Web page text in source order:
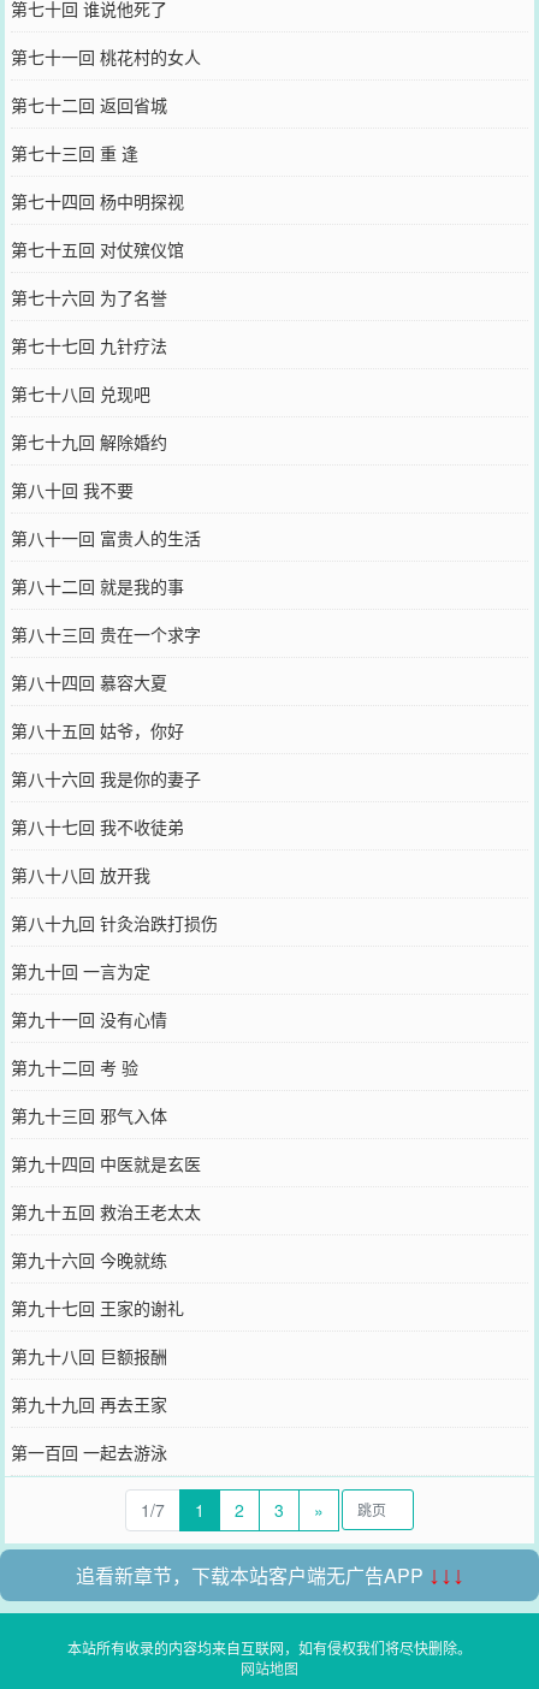
第七十回 谁说他死了
第七十一回 桃花村的女人
第七十二回 返回省城
第七十三回 重 逢
第七十四回 杨中明探视
第七十五回 对仗殡仪馆
第七十六回 为了名誉
第七十七回 九针疗法
第七十八回 兑现吧
第七十九回 解除婚约
第八十回 我不要
第八十一回 富贵人的生活
第八十二回 就是我的事
第八十三回 贵在一个求字
第八十四回 慕容大夏
第八十五回 姑爷，你好
第八十六回 我是你的妻子
第八十七回 我不收徒弟
第八十八回 放开我
第八十九回 针灸治跌打损伤
第九十回 一言为定
第九十一回 没有心情
第九十二回 考 验
第九十三回 邪气入体
第九十四回 中医就是玄医
第九十五回 救治王老太太
第九十六回 今晚就练
第九十七回 王家的谢礼
第九十八回 巨额报酬
第九十九回 再去王家
第一百回 一起去游泳
1/7 1 2 3 »
追看新章节，下载本站客户端无广告APP ↓↓↓
本站所有收录的内容均来自互联网，如有侵权我们将尽快删除。
网站地图